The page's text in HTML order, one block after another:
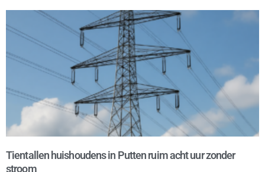
Tientallen huishoudens in Putten ruim acht uur zonder
stroom